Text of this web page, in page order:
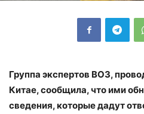
Группа экспертов ВОЗ,
Китае, сообщила, что ими
сведения, которые дадут